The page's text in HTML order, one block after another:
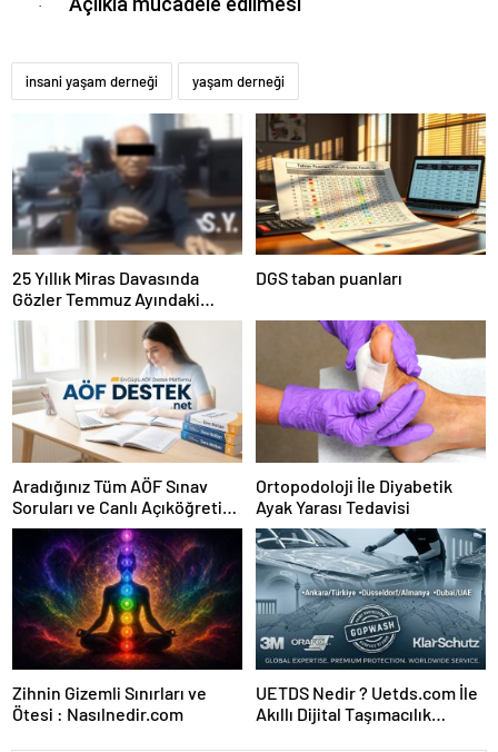
·
insani yaşam derneği yaşam derneği
25 Yıllık Miras Davasında
Gözler Temmuz Ayındaki
Karar Duruşmasına Çevrildi
DGS taban puanları
Aradığınız Tüm AÖF Sınav
Soruları ve Canlı Açıköğretim
Forumu Burada
Ortopodoloji İle Diyabetik
Ayak Yarası Tedavisi
Zihnin Gizemli Sınırları ve
Ötesi : Nasılnedir.com
UETDS Nedir ? Uetds.com İle
Akıllı Dijital Taşımacılık